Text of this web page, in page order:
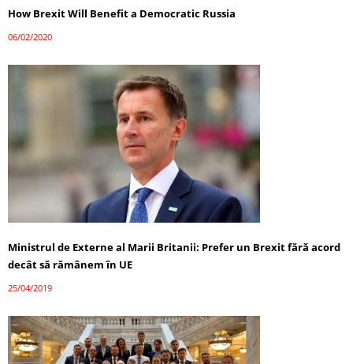
How Brexit Will Benefit a Democratic Russia
06/02/2020
Ministrul de Externe al Marii Britanii: Prefer un Brexit fără acord
decât să rămânem în UE
25/04/2019